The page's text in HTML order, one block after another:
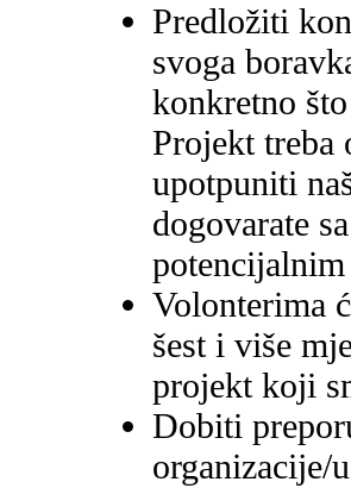
Predložiti
svoga
konkretno
Projekt treba
upotpuniti
dogovarate
Volonterima
šest i više
projekt koji
Dobiti
organizacije/